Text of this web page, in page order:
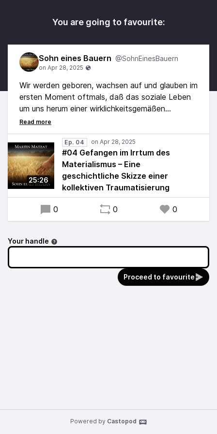
You are going to favourite:
Sohn eines Bauern @SohnEinesBauern
Wir werden geboren, wachsen auf und glauben im
ersten Moment oftmals, daß das soziale Leben
um uns herum einer wirklichkeitsgemäßen
Lebensrichtung folgt.
Doch was, wenn dem nicht so ist?
Was, wenn sich das soziale Umfeld, in welchem
wir aufgewachsen sind, einem Lebensirrtum
folgt?
25:26
Ep. 04
#04 Gefangen im Irrtum des
Materialismus – Eine
geschichtliche Skizze einer
kollektiven Traumatisierung
0 0 0
Your handle
Proceed to favourite
Powered by Castopod